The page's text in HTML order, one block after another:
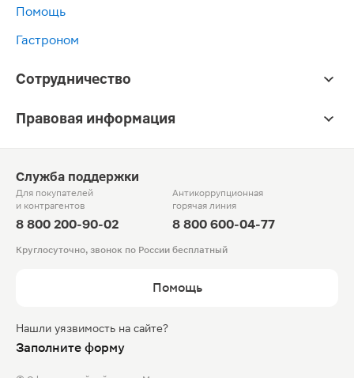
Помощь
Гастроном
Сотрудничество
Правовая информация
Служба поддержки
Для покупателей
и контрагентов
8 800 200-90-02
Антикоррупционная
горячая линия
8 800 600-04-77
Круглосуточно, звонок по России бесплатный
Помощь
Нашли уязвимость на сайте?
Заполните форму